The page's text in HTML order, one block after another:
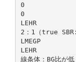
0
0
LEHR
2：1（true
LMEGP
LEHR
線条体：BG比が